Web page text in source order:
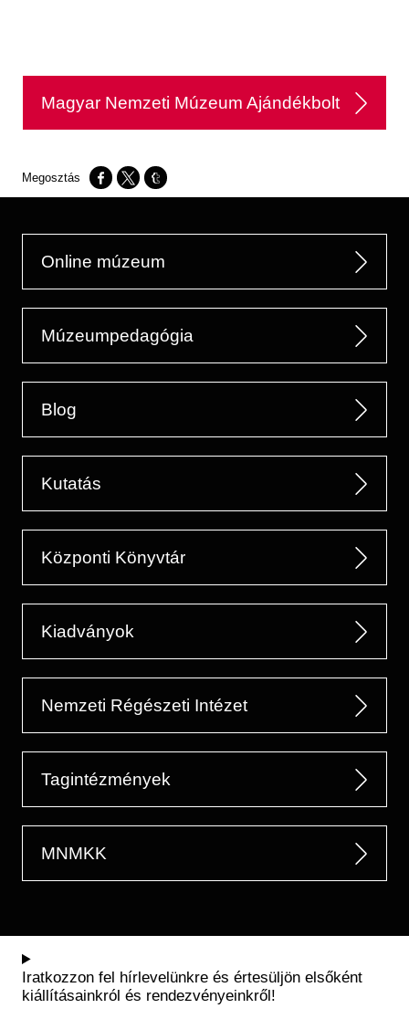
Opens in a new window
Opens in a new window
Opens in a new window
Magyar Nemzeti Múzeum Ajándékbolt
Online múzeum
Múzeumpedagógia
Blog
Kutatás
Központi Könyvtár
Kiadványok
Nemzeti Régészeti Intézet
Tagintézmények
MNMKK
Iratkozzon fel hírlevelünkre és értesüljön elsőként
kiállításainkról és rendezvényeinkről!